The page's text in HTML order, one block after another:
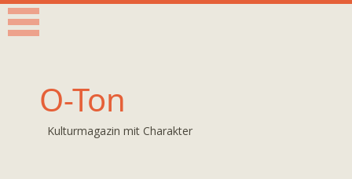
O-Ton
Kulturmagazin mit Charakter